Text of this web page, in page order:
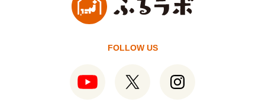
FOLLOW US